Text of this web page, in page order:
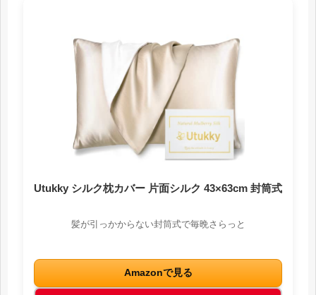
Utukky シルク枕カバー 片面シルク 43×63cm 封筒式
髪が引っかからない封筒式で毎晩さらっと
Amazonで見る